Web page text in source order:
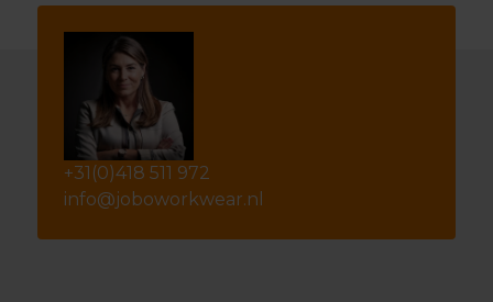
+31(0)418 511 972
info@joboworkwear.nl